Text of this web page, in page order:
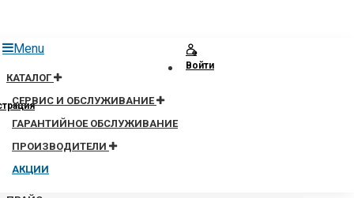
Menu
КАТАЛОГ
СЕРВИС И ОБСЛУЖИВАНИЕ
ГАРАНТИЙНОЕ ОБСЛУЖИВАНИЕ
ПРОИЗВОДИТЕЛИ
АКЦИИ
Войти